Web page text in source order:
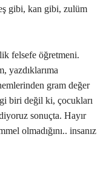
gibi, kan gibi, zulüm
felsefe öğretmeni.
yazdıklarıma
gram değer
biri değil ki, çocukları
sonuçta. Hayır
olmadığını.. insanız